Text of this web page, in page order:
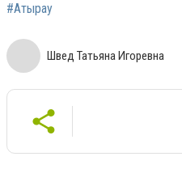
#Атырау
Швед Татьяна Игоревна